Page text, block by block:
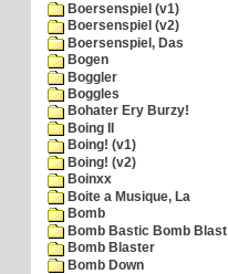
Boersenspiel (v1)
Boersenspiel (v2)
Boersenspiel, Das
Bogen
Boggler
Boggles
Bohater Ery Burzy!
Boing II
Boing! (v1)
Boing! (v2)
Boinxx
Boite a Musique, La
Bomb
Bomb Bastic Bomb
Bomb Blaster
Bomb Down